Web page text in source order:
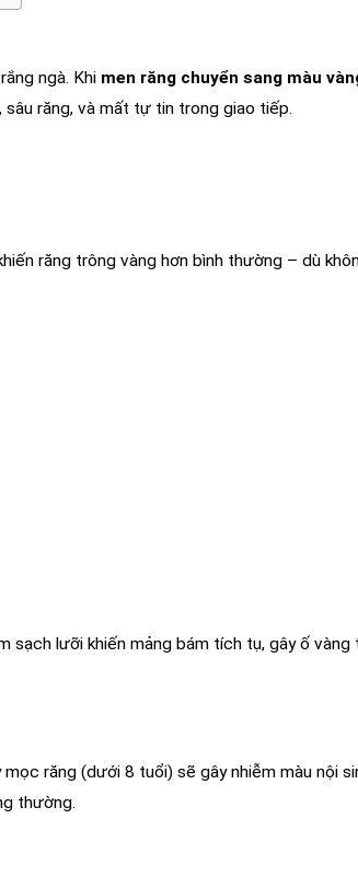
ngà. Khi men răng chuyển sang màu
răng, và mất tự tin trong giao tiếp.
răng trông vàng hơn bình thường – dù
sạch lưỡi khiến mảng bám tích tụ, gây ố vàng
răng (dưới 8 tuổi) sẽ gây nhiễm màu nội
thường.